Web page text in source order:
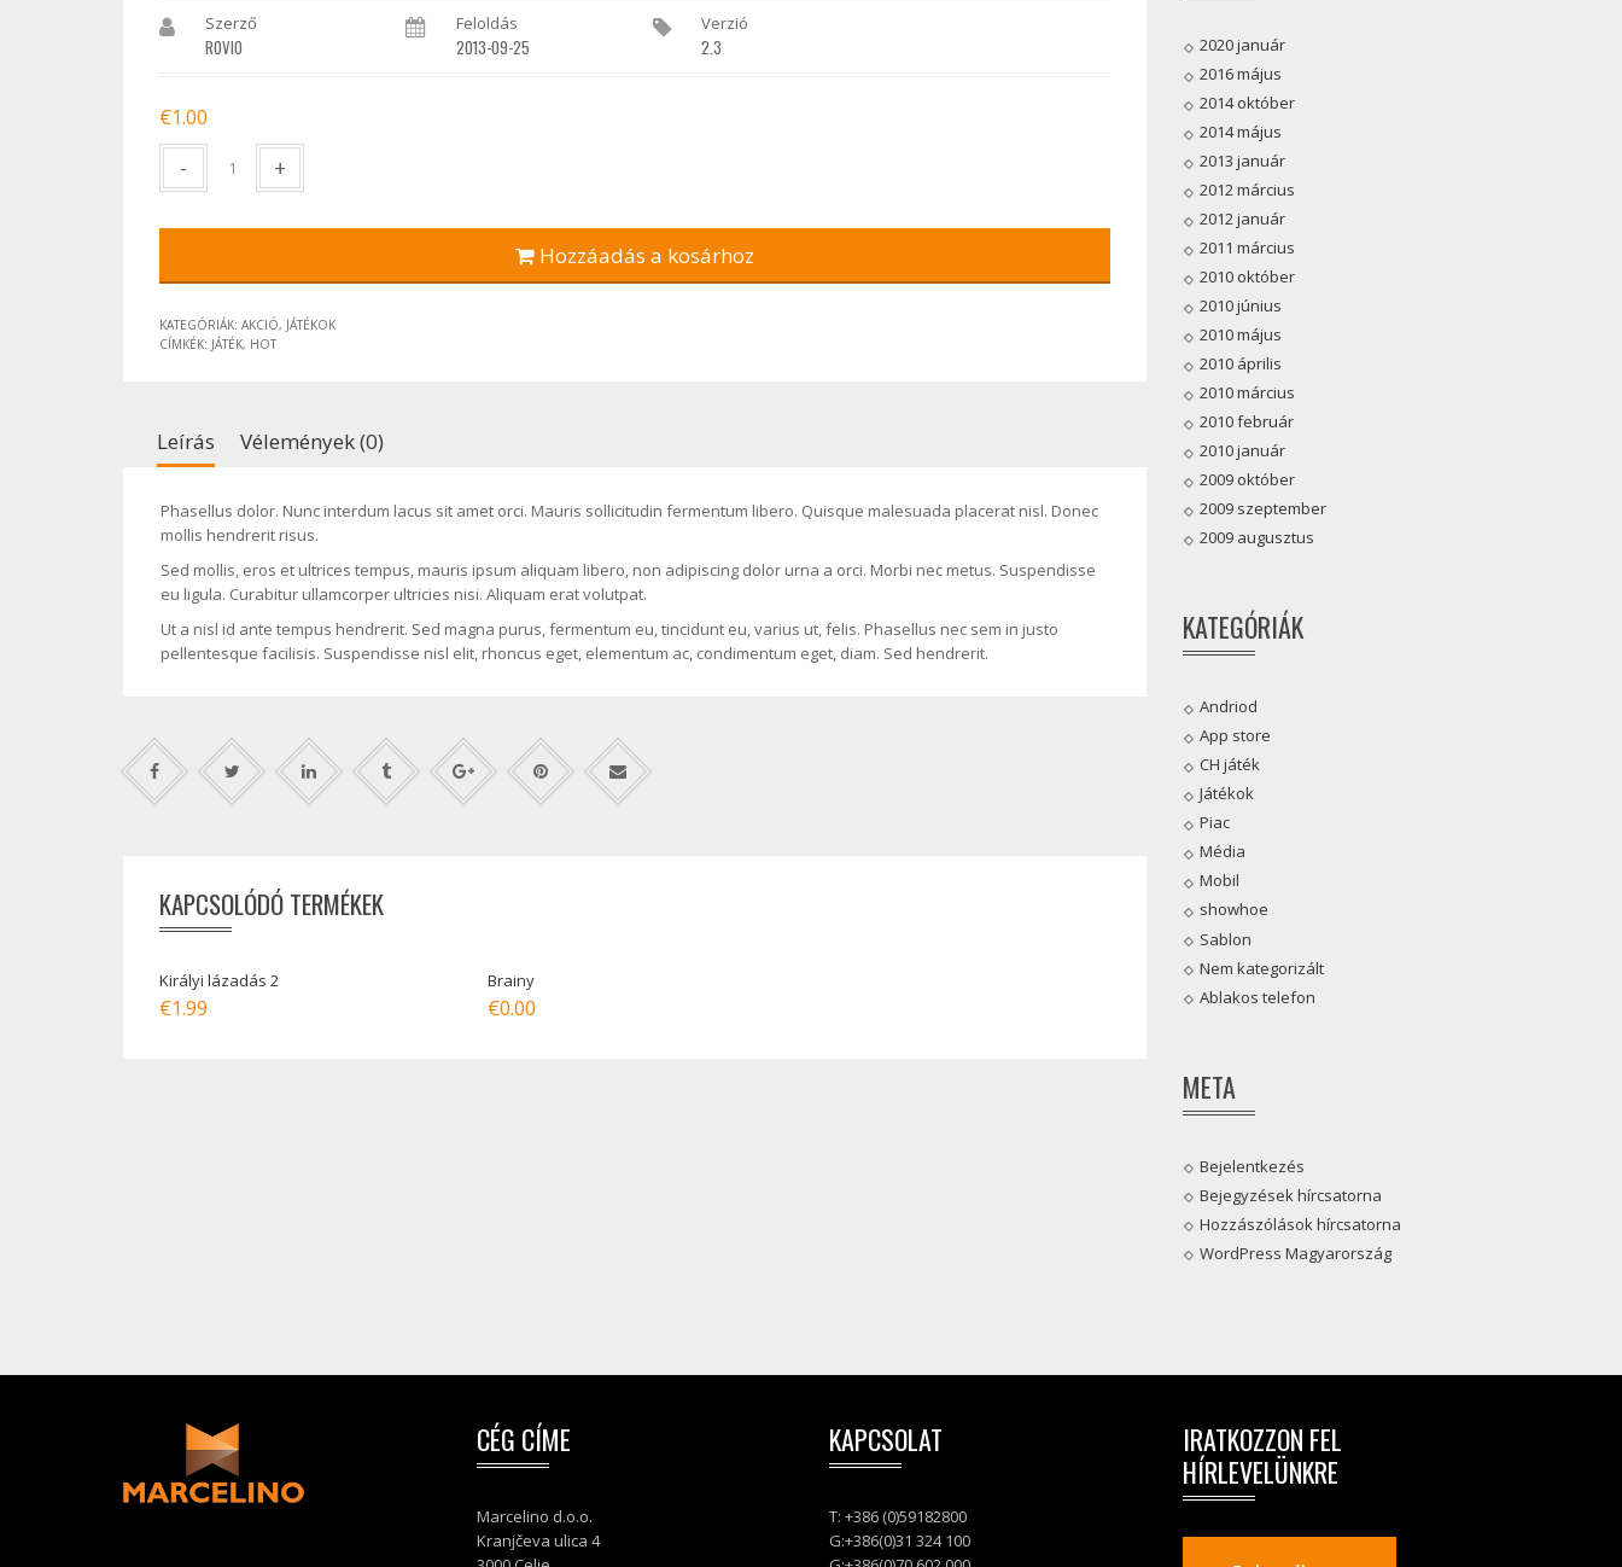
Szerző
ROVIO
Feloldás
2013-09-25
Verzió
2.3
€1.00
Mennyiség
Hozzáadás a kosárhoz
KATEGÓRIÁK: AKCIÓ, JÁTÉKOK
CÍMKÉK: JÁTÉK, HOT
Leírás Vélemények (0)
Phasellus dolor. Nunc interdum lacus sit amet orci. Mauris sollicitudin fermentum libero. Quisque malesuada placerat nisl. Donec
mollis hendrerit risus.
Sed mollis, eros et ultrices tempus, mauris ipsum aliquam libero, non adipiscing dolor urna a orci. Morbi nec metus. Suspendisse
eu ligula. Curabitur ullamcorper ultricies nisi. Aliquam erat volutpat.
Ut a nisl id ante tempus hendrerit. Sed magna purus, fermentum eu, tincidunt eu, varius ut, felis. Phasellus nec sem in justo
pellentesque facilisis. Suspendisse nisl elit, rhoncus eget, elementum ac, condimentum eget, diam. Sed hendrerit.
KAPCSOLÓDÓ TERMÉKEK
Királyi lázadás 2
€1.99
Brainy
€0.00
2020 január
2016 május
2014 október
2014 május
2013 január
2012 március
2012 január
2011 március
2010 október
2010 június
2010 május
2010 április
2010 március
2010 február
2010 január
2009 október
2009 szeptember
2009 augusztus
KATEGÓRIÁK
Andriod
App store
CH játék
Játékok
Piac
Média
Mobil
showhoe
Sablon
Nem kategorizált
Ablakos telefon
META
Bejelentkezés
Bejegyzések hírcsatorna
Hozzászólások hírcsatorna
WordPress Magyarország
CÉG CÍME
Marcelino d.o.o.
Kranjčeva ulica 4
KAPCSOLAT
T: +386 (0)59182800
G:+386(0)31 324 100
IRATKOZZON FEL
HÍRLEVELÜNKRE